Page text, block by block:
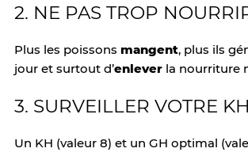
2. NE PAS TROP
Plus les poissons mangent, plus ils
jour et surtout d’enlever la nourriture
3. SURVEILLER VOTRE
Un KH (valeur 8) et un GH optimal